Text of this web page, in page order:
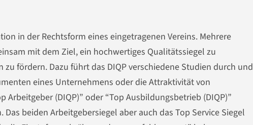
in der Rechtsform eines eingetragenen Vereins. Mehrere
mit dem Ziel, ein hochwertiges Qualitätssiegel zu
fördern. Dazu führt das DIQP verschiedene Studien durch und
eines Unternehmens oder die Attraktivität von
(DIQP)” oder “Top Ausbildungsbetrieb (DIQP)”
beiden Arbeitgebersiegel aber auch das Top Service Siegel